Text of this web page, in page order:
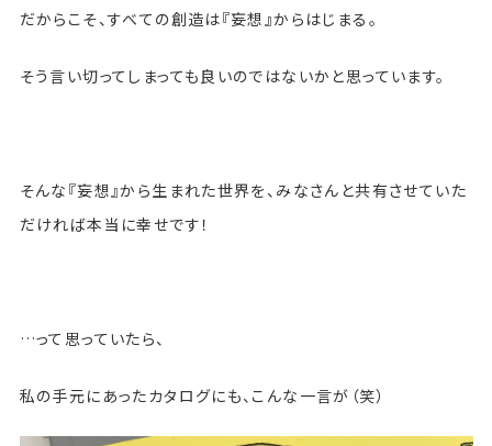
だからこそ、すべての創造は『妄想』からはじまる。
そう言い切ってしまっても良いのではないかと思っています。
そんな『妄想』から生まれた世界を、みなさんと共有させていた
だければ本当に幸せです！
…って思っていたら、
私の手元にあったカタログにも、こんな一言が（笑）